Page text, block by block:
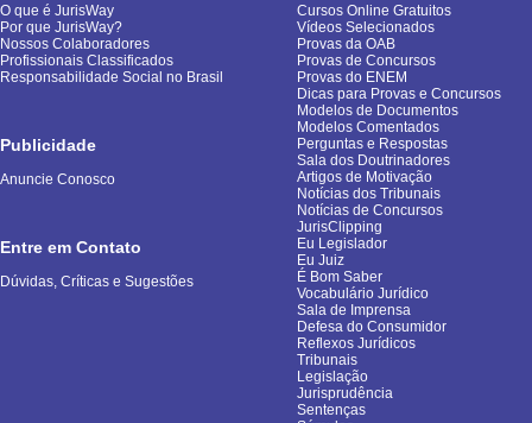
O que é JurisWay
Por que JurisWay?
Nossos Colaboradores
Profissionais Classificados
Responsabilidade Social no Brasil
Publicidade
Anuncie Conosco
Entre em Contato
Dúvidas, Críticas e Sugestões
Cursos Online Gratuitos
Vídeos Selecionados
Provas da OAB
Provas de Concursos
Provas do ENEM
Dicas para Provas e Concursos
Modelos de Documentos
Modelos Comentados
Perguntas e Respostas
Sala dos Doutrinadores
Artigos de Motivação
Notícias dos Tribunais
Notícias de Concursos
JurisClipping
Eu Legislador
Eu Juiz
É Bom Saber
Vocabulário Jurídico
Sala de Imprensa
Defesa do Consumidor
Reflexos Jurídicos
Tribunais
Legislação
Jurisprudência
Sentenças